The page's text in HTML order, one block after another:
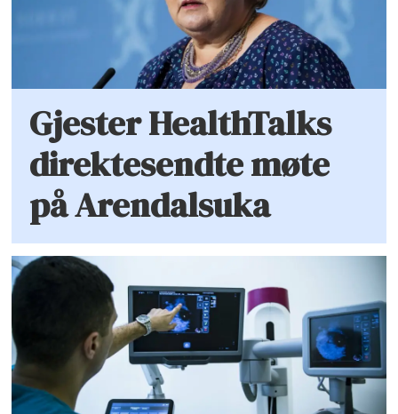
Gjester HealthTalks
direktesendte møte
på Arendalsuka